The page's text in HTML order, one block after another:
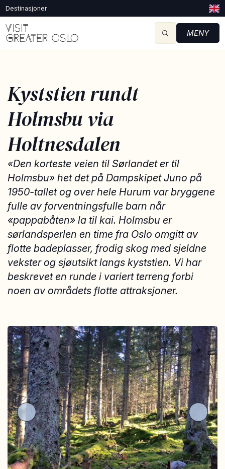
Destinasjoner
MENY
Kyststien rundt
Holmsbu via
Holtnesdalen
«Den korteste veien til Sørlandet er til
Holmsbu» het det på Dampskipet Juno på
1950-tallet og over hele Hurum var bryggene
fulle av forventningsfulle barn når
«pappabåten» la til kai. Holmsbu er
sørlandsperlen en time fra Oslo omgitt av
flotte badeplasser, frodig skog med sjeldne
vekster og sjøutsikt langs kyststien. Vi har
beskrevet en runde i variert terreng forbi
noen av områdets flotte attraksjoner.